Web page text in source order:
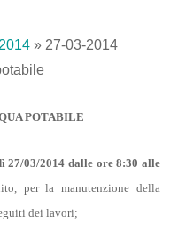
» 27-03-2014
POTABILE
27/03/2014 dalle ore 8:30 alle
per la manutenzione della
dei lavori;